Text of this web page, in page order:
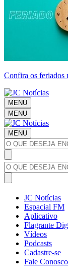
Confira os feriados
MENU
MENU
MENU
JC Notícias
Espacial FM
Aplicativo
Flagrante
Vídeos
Podcasts
Cadastre-se
Fale Conosco